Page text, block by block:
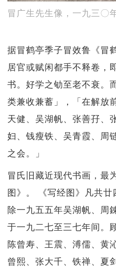
冒广生先生像，一九三〇
据冒鹤亭季子冒效鲁《冒
居官或赋闲都手不释卷，
书。好学之劬至老不衰。
类兼收兼蓄」，「在解放
天健、吴湖帆、张善孖、
妇、钱瘦铁、吴青霞、周
之会。」
冒氏旧藏近现代书画，最
图》。 《写经图》凡共廿
除一九五五年吴湖帆、周
于一九二七至三七年间。
陈曾寿、王震、溥儒、黄
曾熙、张大千、铁禅、夏